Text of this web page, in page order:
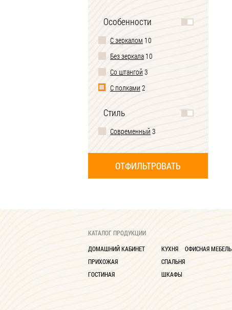
Особенности
С зеркалом 10
Без зеркала 10
Со штангой 3
С полками 2
Стиль
Современный 3
КАТАЛОГ ПРОДУКЦИИ
ДОМАШНИЙ КАБИНЕТ
ПРИХОЖАЯ
ГОСТИНАЯ
КУХНЯ
СПАЛЬНЯ
ШКАФЫ
ОФИСНАЯ МЕБЕЛЬ